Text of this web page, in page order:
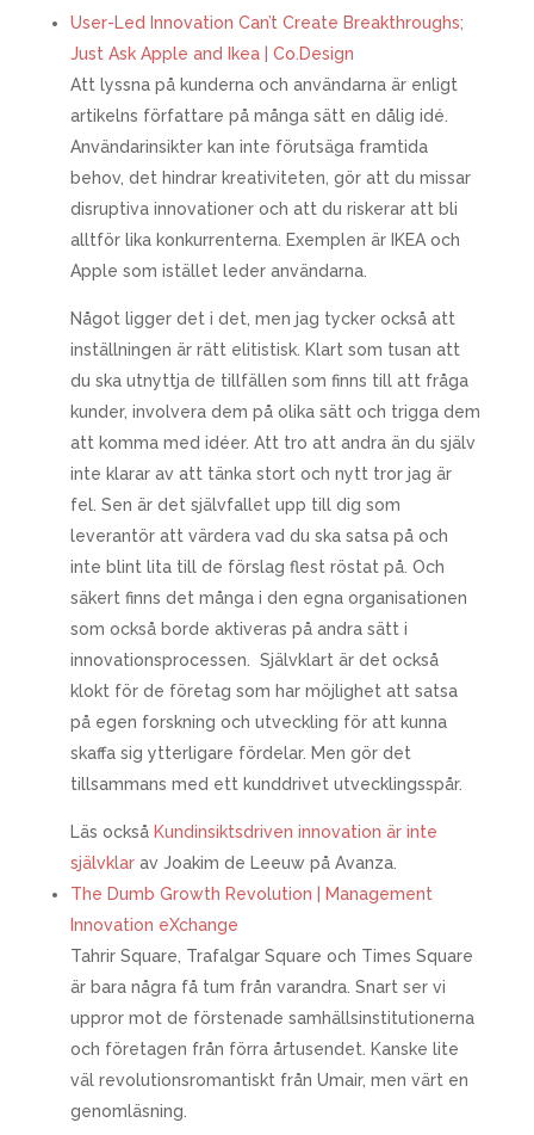
User-Led Innovation Can’t Create Breakthroughs;
Just Ask Apple and Ikea | Co.Design
Att lyssna på kunderna och användarna är enligt
artikelns författare på många sätt en dålig idé.
Användarinsikter kan inte förutsäga framtida
behov, det hindrar kreativiteten, gör att du missar
disruptiva innovationer och att du riskerar att bli
alltför lika konkurrenterna. Exemplen är IKEA och
Apple som istället leder användarna.
Något ligger det i det, men jag tycker också att
inställningen är rätt elitistisk. Klart som tusan att
du ska utnyttja de tillfällen som finns till att fråga
kunder, involvera dem på olika sätt och trigga dem
att komma med idéer. Att tro att andra än du själv
inte klarar av att tänka stort och nytt tror jag är
fel. Sen är det självfallet upp till dig som
leverantör att värdera vad du ska satsa på och
inte blint lita till de förslag flest röstat på. Och
säkert finns det många i den egna organisationen
som också borde aktiveras på andra sätt i
innovationsprocessen. Självklart är det också
klokt för de företag som har möjlighet att satsa
på egen forskning och utveckling för att kunna
skaffa sig ytterligare fördelar. Men gör det
tillsammans med ett kunddrivet utvecklingsspår.
Läs också Kundinsiktsdriven innovation är inte
självklarav Joakim de Leeuw på Avanza.
The Dumb Growth Revolution | Management
Innovation eXchange
Tahrir Square, Trafalgar Square och Times Square
är bara några få tum från varandra. Snart ser vi
uppror mot de förstenade samhällsinstitutionerna
och företagen från förra årtusendet. Kanske lite
väl revolutionsromantiskt från Umair, men värt en
genomläsning.